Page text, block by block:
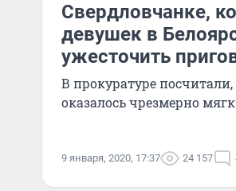
Свердловчанке,
девушек в
ужесточить
В прокуратуре
оказалось чрезмерно
9 января, 2020, 17:37 24 157